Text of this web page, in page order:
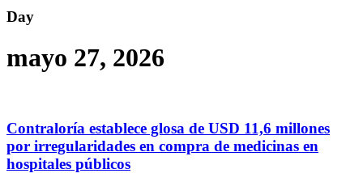
Day
mayo 27, 2026
Contraloría establece glosa de USD 11,6 millones
por irregularidades en compra de medicinas en
hospitales públicos